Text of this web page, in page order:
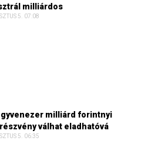
milliárdos
5. 07:08
milliárd forintnyi
válhat eladhatóvá
5. 06:35